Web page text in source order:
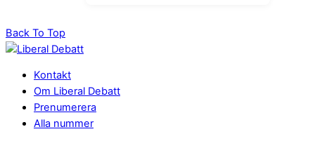
Back To Top
Kontakt
Om Liberal Debatt
Prenumerera
Alla nummer